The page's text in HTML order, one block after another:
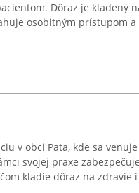
Dôraz je kladený
osobitným prístupom a
v obci Pata, kde sa venuje
svojej praxe zabezpečuje
kladie dôraz na zdravie i